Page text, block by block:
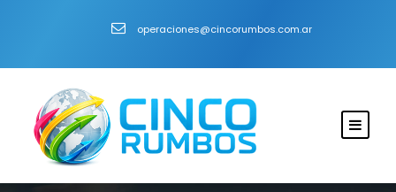
operaciones@cincorumbos.com.ar